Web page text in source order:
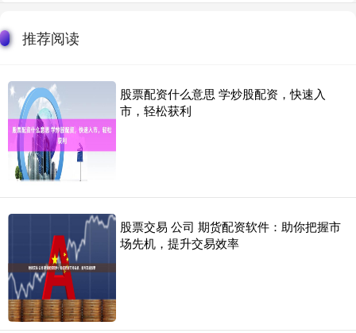
推荐阅读
股票配资什么意思 学炒股配资，快速入
市，轻松获利
股票交易 公司 期货配资软件：助你把握市
场先机，提升交易效率